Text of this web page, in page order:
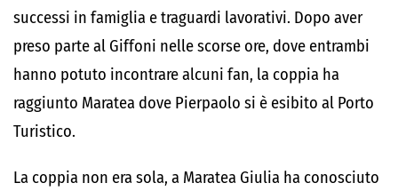
successi in famiglia e traguardi lavorativi. Dopo aver
preso parte al Giffoni nelle scorse ore, dove entrambi
hanno potuto incontrare alcuni fan, la coppia ha
raggiunto Maratea dove Pierpaolo si è esibito al Porto
Turistico.
La coppia non era sola, a Maratea Giulia ha conosciuto